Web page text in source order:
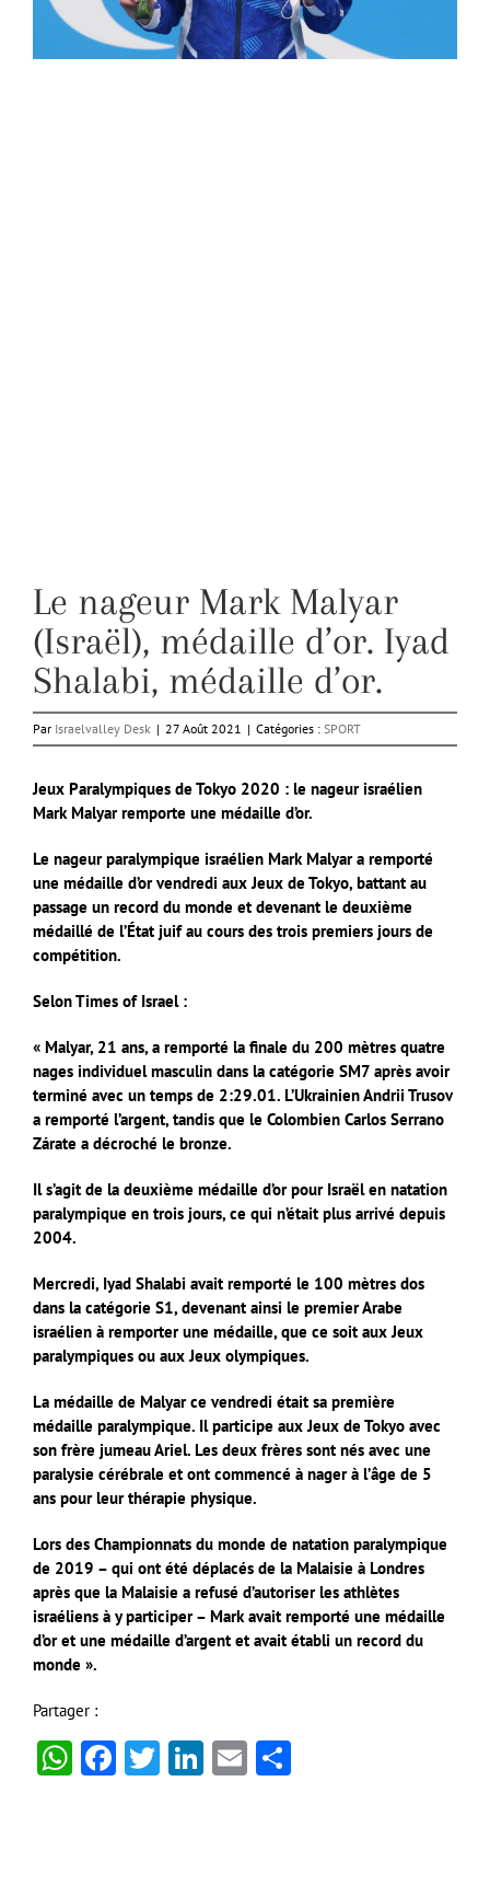
Le nageur Mark Malyar
(Israël), médaille d’or. Iyad
Shalabi, médaille d’or.
Par Israelvalley Desk | 27 Août 2021 | Catégories : SPORT
Jeux Paralympiques de Tokyo 2020 : le nageur israélien
Mark Malyar remporte une médaille d’or.
Le nageur paralympique israélien Mark Malyar a remporté
une médaille d’or vendredi aux Jeux de Tokyo, battant au
passage un record du monde et devenant le deuxième
médaillé de l’État juif au cours des trois premiers jours de
compétition.
Selon Times of Israel :
« Malyar, 21 ans, a remporté la finale du 200 mètres quatre
nages individuel masculin dans la catégorie SM7 après avoir
terminé avec un temps de 2:29.01. L’Ukrainien Andrii Trusov
a remporté l’argent, tandis que le Colombien Carlos Serrano
Zárate a décroché le bronze.
Il s’agit de la deuxième médaille d’or pour Israël en natation
paralympique en trois jours, ce qui n’était plus arrivé depuis
2004.
Mercredi, Iyad Shalabi avait remporté le 100 mètres dos
dans la catégorie S1, devenant ainsi le premier Arabe
israélien à remporter une médaille, que ce soit aux Jeux
paralympiques ou aux Jeux olympiques.
La médaille de Malyar ce vendredi était sa première
médaille paralympique. Il participe aux Jeux de Tokyo avec
son frère jumeau Ariel. Les deux frères sont nés avec une
paralysie cérébrale et ont commencé à nager à l’âge de 5
ans pour leur thérapie physique.
Lors des Championnats du monde de natation paralympique
de 2019 – qui ont été déplacés de la Malaisie à Londres
après que la Malaisie a refusé d’autoriser les athlètes
israéliens à y participer – Mark avait remporté une médaille
d’or et une médaille d’argent et avait établi un record du
monde ».
Partager :
WhatsApp
Facebook
Twitter
LinkedIn
Email